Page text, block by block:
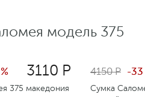
модель 375
3110 Р
375 македония
4150 Р -33
Сумка